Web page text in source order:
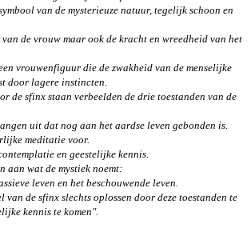
van de mysterieuze natuur, tegelijk schoon en
de vrouw maar ook de kracht en wreedheid van het
vrouwenfiguur die de zwakheid van de menselijke
door lagere instincten.
de sfinx staan verbeelden de drie toestanden van de
uit dat nog aan het aardse leven gebonden is.
meditatie voor.
en geestelijke kennis.
aan wat de mystiek noemt:
leven en het beschouwende leven.
van de sfinx slechts oplossen door deze toestanden te
kennis te komen".